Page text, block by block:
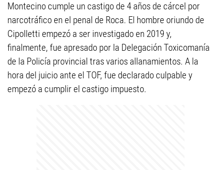
Montecino cumple un castigo de 4 años de cárcel por
narcotráfico en el penal de Roca. El hombre oriundo de
Cipolletti empezó a ser investigado en 2019 y,
finalmente, fue apresado por la Delegación Toxicomanía
de la Policía provincial tras varios allanamientos. A la
hora del juicio ante el TOF, fue declarado culpable y
empezó a cumplir el castigo impuesto.